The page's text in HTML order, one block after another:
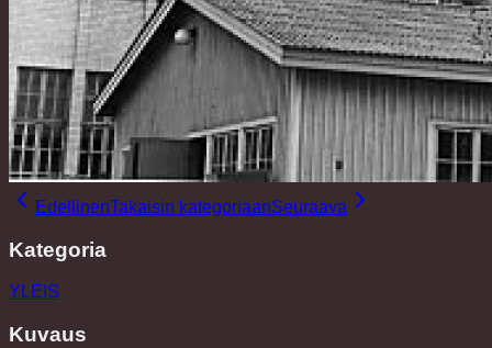
EdellinenTakaisin kategoriaanSeuraava
Kategoria
YLEIS
Kuvaus